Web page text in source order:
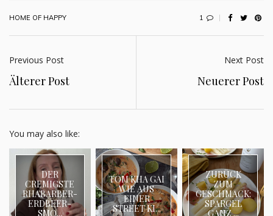
HOME OF HAPPY 1
Previous Post
Älterer Post
Next Post
Neuerer Post
You may also like:
DER
CREMIGSTE
RHABARBER-
ERDBEER-
SMO...
TOM KHA GAI
WIE AUS
EINER
STREET KI...
ZURÜCK
ZUM
GESCHMACK:
SPARGEL
GANZ ...